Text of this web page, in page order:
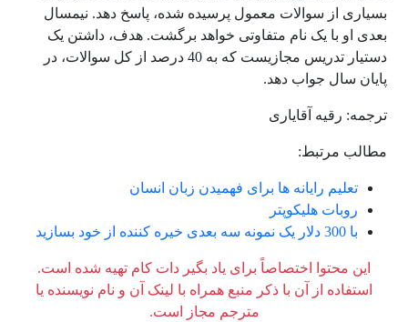
بسیاری از سوالات معمول پرسیده شده، پاسخ دهد. نیمسال
بعدی او با یک نام متفاوتی خواهد برگشت. هدف، داشتن یک
دستیار تدریس مجازیست که به 40 درصد از کل سوالات، در
پایان سال جواب دهد.
ترجمه: رقیه آقایاری
مطالب مرتبط:
تعلیم رایانه ها برای فهمیدن زبان انسان
روبات هلیکوپتر
با 300 دلار یک نمونه سه بعدی خیره کننده از خود بسازید
این محتوا اختصاصاً برای یاد بگیر دات کام تهیه شده است.
استفاده از آن با ذکر منبع همراه با لینک آن و نام نویسنده یا
مترجم مجاز است.